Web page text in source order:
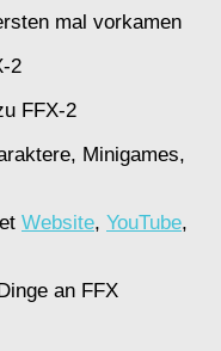
mal vorkamen
2
FFX-2
Minigames,
Website, YouTube,
an FFX